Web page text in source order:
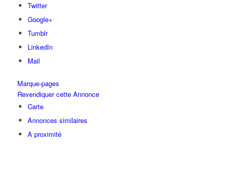
Twitter
Google+
Tumblr
LinkedIn
Mail
Marque-pages
Revendiquer cette Annonce
Carte
Annonces similaires
A proximité